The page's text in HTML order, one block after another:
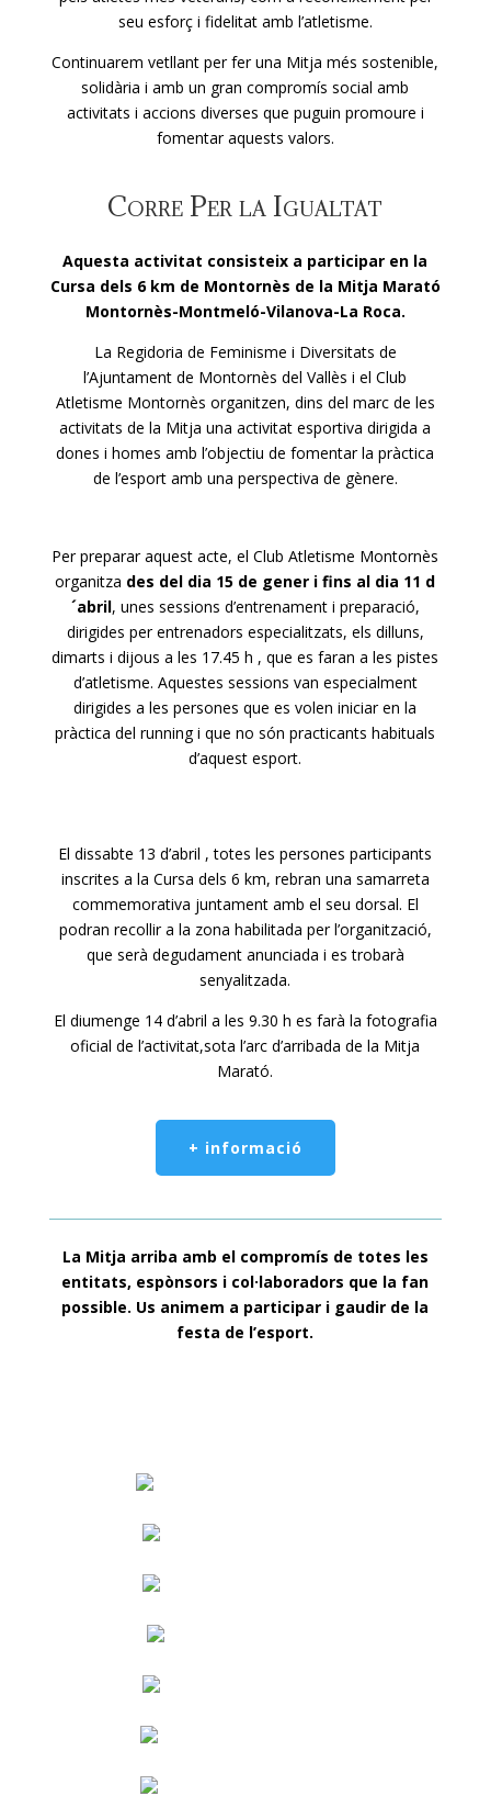
seu esforç i fidelitat amb l’atletisme.
Continuarem vetllant per fer una Mitja més sostenible,
solidària i amb un gran compromís social amb
activitats i accions diverses que puguin promoure i
fomentar aquests valors.
Corre Per la Igualtat
Aquesta activitat consisteix a participar en la
Cursa dels 6 km de Montornès de la Mitja Marató
Montornès-Montmeló-Vilanova-La Roca.
La Regidoria de Feminisme i Diversitats de
l’Ajuntament de Montornès del Vallès i el Club
Atletisme Montornès organitzen, dins del marc de les
activitats de la Mitja una activitat esportiva dirigida a
dones i homes amb l’objectiu de fomentar la pràctica
de l’esport amb una perspectiva de gènere.
Per preparar aquest acte, el Club Atletisme Montornès
organitza des del dia 15 de gener i fins al dia 11 d
´abril, unes sessions d’entrenament i preparació,
dirigides per entrenadors especialitzats, els dilluns,
dimarts i dijous a les 17.45 h , que es faran a les pistes
d’atletisme. Aquestes sessions van especialment
dirigides a les persones que es volen iniciar en la
pràctica del running i que no són practicants habituals
d’aquest esport.
El dissabte 13 d’abril , totes les persones participants
inscrites a la Cursa dels 6 km, rebran una samarreta
commemorativa juntament amb el seu dorsal. El
podran recollir a la zona habilitada per l’organització,
que serà degudament anunciada i es trobarà
senyalitzada.
El diumenge 14 d’abril a les 9.30 h es farà la fotografia
oficial de l’activitat,sota l’arc d’arribada de la Mitja
Marató.
+ informació
La Mitja arriba amb el compromís de totes les
entitats, espònsors i col·laboradors que la fan
possible. Us animem a participar i gaudir de la
festa de l’esport.